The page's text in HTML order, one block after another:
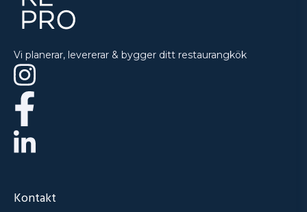
Vi planerar, levererar & bygger ditt restaurangkök
Kontakt